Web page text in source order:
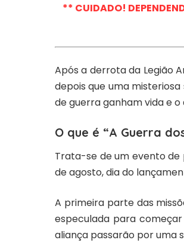
** CUIDADO!
Após a derrota da Legião
depois que uma
de guerra ganham vida e
O que é “A Guerra
Trata-se de um evento de
de agosto, dia do
A primeira parte das
especulada para
aliança passarão por uma